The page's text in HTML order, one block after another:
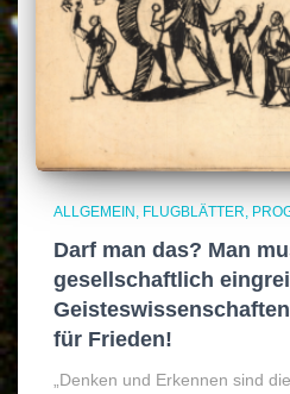
ALLGEMEIN FLUGBLÄTTER
Darf man das? Man
gesellschaftlich
für Frieden!
„Denken und Erkennen sind